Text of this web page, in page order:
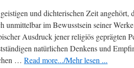
und dichterischen Zeit angehört,
unmittelbar im Bewusstsein seiner
Ausdruck jener religiös geprägten
natürlichen Denkens und
… Read more.../Mehr lesen ...